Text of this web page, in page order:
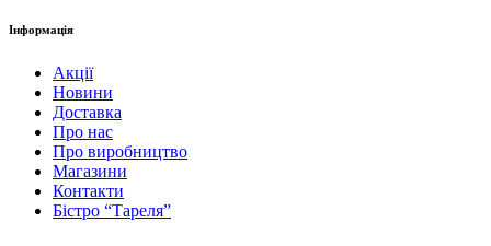
Інформація
Акції
Новини
Доставка
Про нас
Про виробництво
Магазини
Контакти
Бістро “Тареля”